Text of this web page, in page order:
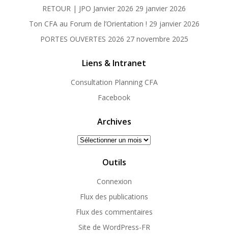
RETOUR | JPO Janvier 2026 29 janvier 2026
Ton CFA au Forum de l’Orientation ! 29 janvier 2026
PORTES OUVERTES 2026 27 novembre 2025
Liens & Intranet
Consultation Planning CFA
Facebook
Archives
Archives
Outils
Connexion
Flux des publications
Flux des commentaires
Site de WordPress-FR